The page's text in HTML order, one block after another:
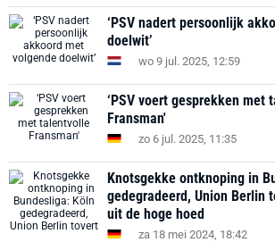
‘PSV nadert persoonlijk
doelwit’
wo 9 jul. 2025, 12:59
‘PSV voert gesprekken met
Fransman'
zo 6 jul. 2025, 11:35
Knotsgekke ontknoping in
gedegradeerd, Union Berlin
uit de hoge hoed
za 18 mei 2024, 18:42